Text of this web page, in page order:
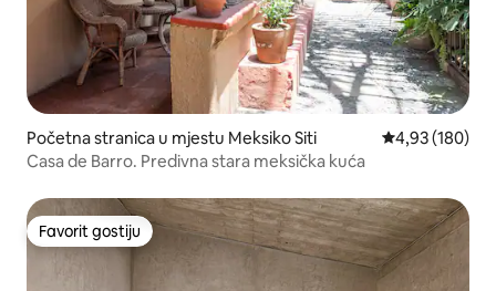
Početna stranica u mjestu Meksiko Siti prosječna
4,93 (180)
Casa de Barro. Predivna stara meksička kuća
Favorit gostiju
Favorit gostiju